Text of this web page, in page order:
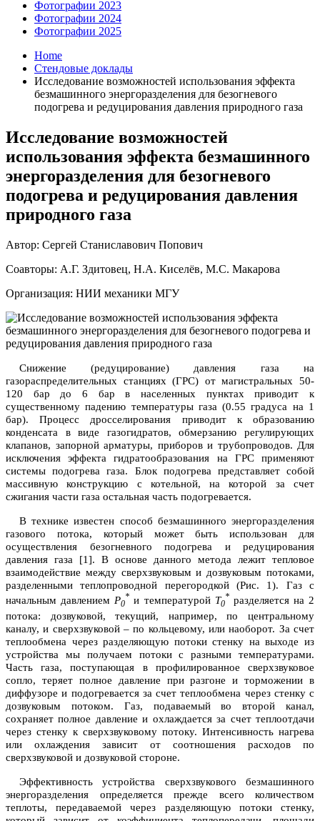
Фотографии 2023
Фотографии 2024
Фотографии 2025
Home
Стендовые доклады
Исследование возможностей использования эффекта
безмашинного энергоразделения для безогневого
подогрева и редуцирования давления природного газа
Исследование возможностей
использования эффекта безмашинного
энергоразделения для безогневого
подогрева и редуцирования давления
природного газа
Автор: Сергей Станиславович Попович
Соавторы: А.Г. Здитовец, Н.А. Киселёв, М.С. Макарова
Организация: НИИ механики МГУ
Снижение (редуцирование) давления газа на
газораспределительных станциях (ГРС) от магистральных 50-
120 бар до 6 бар в населенных пунктах приводит к
существенному падению температуры газа (0.55 градуса на 1
бар). Процесс дросселирования приводит к образованию
конденсата в виде газогидратов, обмерзанию регулирующих
клапанов, запорной арматуры, приборов и трубопроводов. Для
исключения эффекта гидратообразования на ГРС применяют
системы подогрева газа. Блок подогрева представляет собой
массивную конструкцию с котельной, на которой за счет
сжигания части газа остальная часть подогревается.
В технике известен способ безмашинного энергоразделения
газового потока, который может быть использован для
осуществления безогневного подогрева и редуцирования
давления газа [1]. В основе данного метода лежит тепловое
взаимодействие между сверхзвуковым и дозвуковым потоками,
разделенными теплопроводной перегородкой (Рис. 1). Газ с
начальным давлением P0
* и температурой T0
* разделяется на 2
потока: дозвуковой, текущий, например, по центральному
каналу, и сверхзвуковой – по кольцевому, или наоборот. За счет
теплообмена через разделяющую потоки стенку на выходе из
устройства мы получаем потоки с разными температурами.
Часть газа, поступающая в профилированное сверхзвуковое
сопло, теряет полное давление при разгоне и торможении в
диффузоре и подогревается за счет теплообмена через стенку с
дозвуковым потоком. Газ, подаваемый во второй канал,
сохраняет полное давление и охлаждается за счет теплоотдачи
через стенку к сверхзвуковому потоку. Интенсивность нагрева
или охлаждения зависит от соотношения расходов по
сверхзвуковой и дозвуковой стороне.
Эффективность устройства сверхзвукового безмашинного
энергоразделения определяется прежде всего количеством
теплоты, передаваемой через разделяющую потоки стенку,